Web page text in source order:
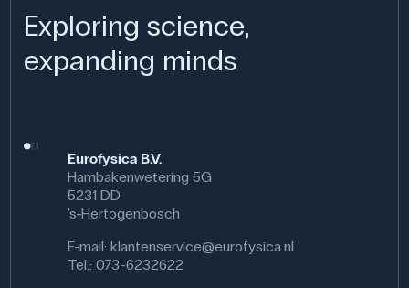
oogbescherming worden gezorgd, omdat de staven
kunnen knikken en breken.
Gebruik van het product
materialen. Leerlingen kunnen zien hoe
temperatuurveranderingen vaste stoffen beïnvloeden en
hoe kleine uitzettingen tot grote krachten kunnen leiden.
Het kan ook worden gebruikt bij bouwtechnische
onderwerpen over de reactie van constructies op
temperatuurverschillen.
Specificaties
Exploring science,
expanding minds
Eurofysica B.V.
Hambakenwetering 5G
5231 DD
's-Hertogenbosch
E-mail:klantenservice@eurofysica.nl
Tel.: 073-6232622